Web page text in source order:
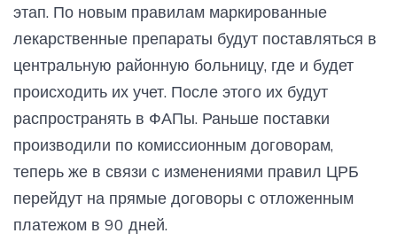
этап. По новым правилам маркированные
лекарственные препараты будут поставляться в
центральную районную больницу, где и будет
происходить их учет. После этого их будут
распространять в ФАПы. Раньше поставки
производили по комиссионным договорам,
теперь же в связи с изменениями правил ЦРБ
перейдут на прямые договоры с отложенным
платежом в 90 дней.